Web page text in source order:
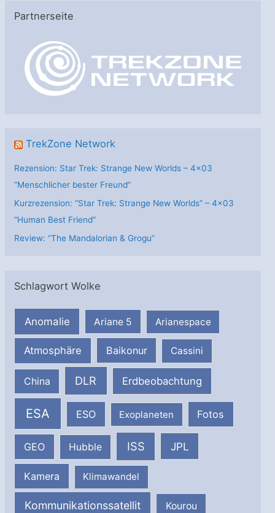
g
Partnerseite
TrekZone Network
Rezension: Star Trek: Strange New Worlds – 4×03
“Menschlicher bester Freund”
Kurzrezension: “Star Trek: Strange New Worlds” – 4×03
“Human Best Friend”
Review: “The Mandalorian & Grogu”
Schlagwort Wolke
Anomalie Ariane 5 Arianespace
Atmosphäre Baikonur Cassini
China DLR Erdbeobachtung
ESA ESO Exoplaneten Fotos
GEO Hubble ISS JPL
Kamera Klimawandel
Kommunikationssatellit Kourou